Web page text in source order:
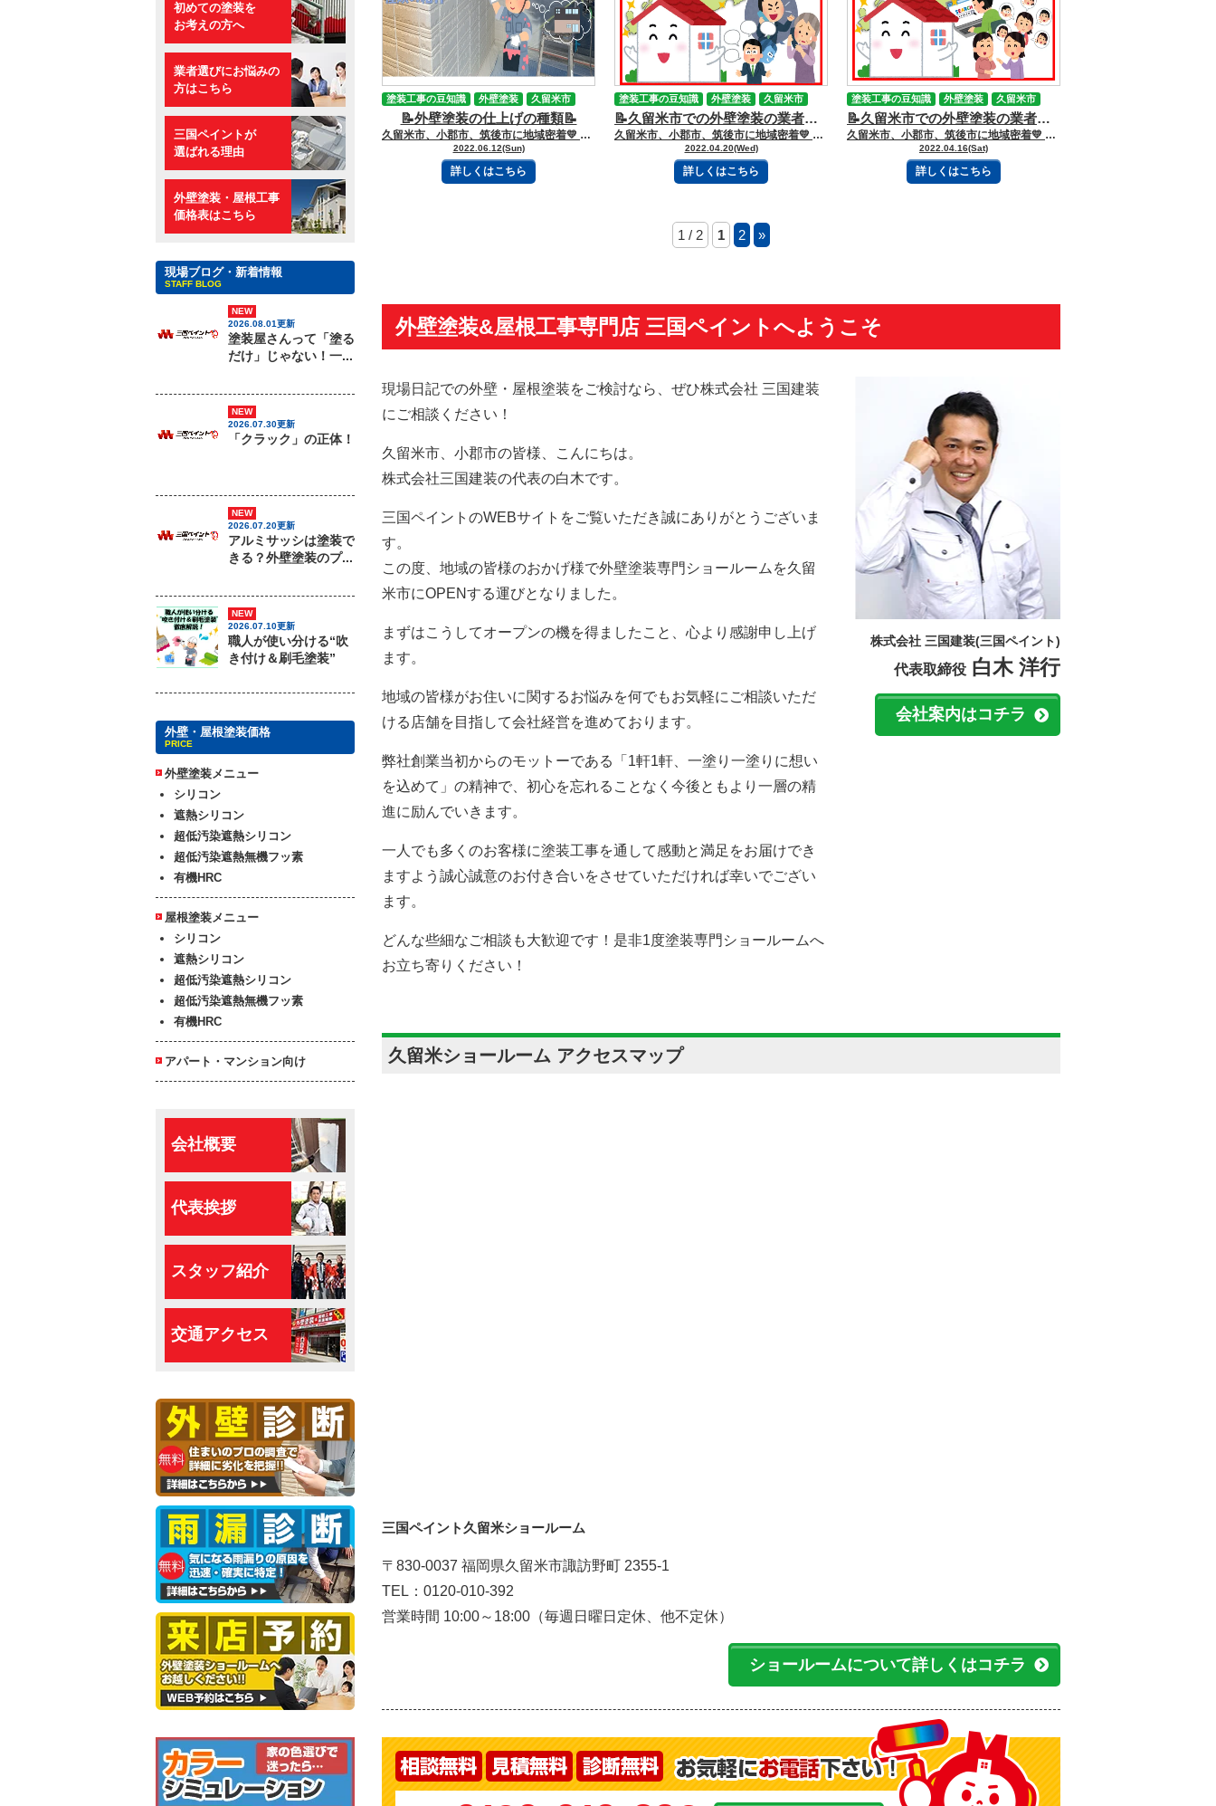
📝外壁塗装の仕上げの種類📝
久留米市、小郡市、筑後市に地域密着💛 久留米市諏訪野町で外壁塗装・屋根塗装をして
2022.06.12(Sun)
詳しくはこちら
塗装工事の豆知識 外壁塗装 久留米市
📝久留米市での外壁塗装の業者選びのポイント③【注意すべき悪質な外壁塗装業者の手口】📝
久留米市、小郡市、筑後市に地域密着💛 久留米市諏訪野町で外壁塗装・屋根塗装をしています 三国ペイントでございます！🎶 ブログを読んで頂きありがとうございます😻 久留米市の皆さん、こんにちは👋🏻 外壁塗装ってどこの業者に頼めばいいの…？ 外壁塗装を業者へ依頼するときの注意することとか知りたいなぁ…。 外壁塗装を検討中の場合に、このように思われているのではないでしょうか😥 久留米市でも実際にリフォームに関するトラブルは残念ながら存在します。 信念強く営業している業者からすれば、一部の悪質な業者のせいで他の塗装業者まで 疑いの目で見られてしまうのは残念なことです。 今回のブログでは、【注意すべき悪質な外壁塗装業者の手口】について解説していきます📝 【目次】 1.久留米市の外壁塗装で失敗しない業者を選ぶコツ 〇相見積もりをとる 〇施工実績を確認する 〇営業マンの対応をチェックする 〇質問に対して具体的に回答できるか確認する 〇資格や許可を持っているか確認する 〇アフターフォローや保証内容を確認する 2.注意すべき悪質な外壁塗装業者の手口とは？ 〇「すぐに塗り替えないと家が倒壊します」の営業トーク 〇会社情報が明示されていない 〇根拠のない大幅値下げ 〇オリジナル塗料を勧めてくる 〇モニター価格 〇見積もりに具体性がない 〇㎡数が正確に明記されているか 〇雨樋の塗装の有無 〇追加工事 〇診断が簡易的 3.信頼に値する塗装業者の特徴とは？ 1.久留米市の外壁塗装で失敗しない業者を選ぶコツ 〇相見積もりをとる 適正な価格での見積りをもらうために１番おすすめするのは、相見積もりをとることです。 相見積もりとは、複数の業者に対して見積もりを頼むことです。 相見積もりを取るときは、“ほかの業者にも見積もりを頼んでいます”と伝えておき、 相見積もりのプレッシャーをかけることで、金額を水増ししたり、 詐欺をはたらいたりすることが少なくなります。 しかし、見積もりはできるだけたくさんの業者に頼んだ方がよいというものではありません。 頼みすぎると、今度はどこに依頼すればいいのか混乱してしまうため、 見積もりの依頼は3社程度にしておきましょう。 そして、各社からの見積もりが揃ったところで、相場価格で工事を依頼できる業者を選びましょう。 ： 【参照】 [embed]https://mikunikenso.com/blog/35979/[/embed] ： 〇施工実績を確認する 経験豊富な業者ほど技術力に期待できるため、必ず施工実績は確認しましょう。 これまで何の塗料を使用してどんな施工をしてきたのか、かかった料金はどれくらいかなどを 確認しておくことをおすすめします。 悪徳業者だった場合、詳しい施工実績をアピールすることはなかなかできません。 施工実績の説明が詳しければ詳しいほど信頼できる業者だと言えます。 ： 【参照】三国ペイントの施工事例はここ！⇨下の画像をタップ！ ： 〇営業マンの対応をチェックする 下記の営業スタイルをする業者は避けるのがおすすめです👇 ・難しい専門用語を並べる ・契約を焦らせてくる 【例】“今決めてくれれば安くできますよ” “今工事しないと梅雨時期は雨漏りが発生して大変なことになりますよ”など ・施工価格の大幅なを割り引きをする そのため、お客様に寄り添った対応(どんな工事にしたいか、要望を聞いてくれるなど)を してくれる営業マンがいる業者に外壁塗装は依頼するようにしましょう。 ： 【参照】 [embed]https://mikunikenso.com/blog/35335/[/embed] ： 〇質問に対して具体的に回答できるか確認する 不安や疑問点があれば相談・質問をしてみて、業者側の対応をチェックしましょう。 質問に対する回答を聞く際に重要なのが、メリットだけでなく デメリットも説明してくれるかということです。 具体的なメリット・デメリットを挙げられない業者は、十分な知識や技術がなく、 お客様に寄り添ったご提案ができていないといえます。 ： 【参照】 [embed]https://mikunikenso.com/blog/31007/[/embed] ： 〇資格や許可を持っているか確認する 外壁塗装を行う業者が持つ資格や許可に、塗装技能士や建築業の許可というものがあります。 塗装技能士は国家資格の1つで、実務経験を積んだ上で実技試験と学科試験に 合格する必要があります。 また、500万円以上かかる工事では建設業の許可が必要ですが、外壁塗装の工事で、 500万円を超えるケースはほとんどありません。 ただし、建設業の許可を取得するには自治体の審査が必要なので、 保有している業者は信頼度が高いといえます。 ： 【参照】 [embed]https://mikunikenso.com/blog/33748/[/embed] ： 〇アフターフォローや保証内容を確認する 契約前に、必ずアフターフォローや保証があるかと、その内容を確認しておきましょう。 もし、施工不良が発生すると、余計な手間や費用がかかってしまいます。 その時に、大事なのは業者が用意している保証です。 どんな保証があるか、受けられる条件や期間も確認しておきましょう。 また、保証については保証書という形で書面に残してもらい、 なくさないように保管しておくことが重要です。 ： 【参照】 [embed]https://mikunikenso.com/blog/34952/[/embed] ： 2.注意すべき悪質な外壁塗装業者の手口とは？ 〇「すぐに塗り替えないと家が倒壊します」の営業トーク “すぐに塗り替えないと家が倒壊しますよ！” これは悪徳業者がよく使う営業トークの決めゼリフです。 悪徳業者はこのような発言をし、外壁塗装を今しない場合のリスクを極端に並べて 契約を迫ってくることが多いです。 〇会社情報が明示されていない 会社情報が掲載されているかどうかはチラシやウェブサイトなどで必ずチェックしましょう。 悪質業者は架空の住所やデタラメの電話番号を使うことが多々あります。 対策方法としては下記の2点が挙げられます👇 提示された電話番号に電話をかけて実際に電話がつながるか確認する Googleマップのストリートビューで塗装業者の所在を確認する 〇根拠のない大幅値下げ 塗装面積や必要な塗料や足場など、実際にかかる費用を項目ごとに計算して 1軒ごと金額を出していくため、大幅値引きできるようなものではありません。 適正金額から値引きするのであれば、数千円～数万円の値引き額が精一杯になります。 大幅な値引きをするのであれば塗料のグレードを下げたり、何かの工程を削ったりするケースが多く、 それらは後々、塗膜の早期剥離や早期劣化につながります。 出された見積もりの金額が正しいものかどうかの判断として、 外壁塗装工事の“相場”を知っておくことをおすすめします。 ＊ 【参照】 久留米市の外壁塗装工事の相場 [embed]https://mikunikenso.com/blog/34409/[/embed] * 〇オリジナル塗料を勧めてくる “耐久性のあるオリジナル塗料だから、長い目で見ればお得になります！” オリジナル塗料は、塗料メーカーの製品を、特定の塗装業者専用ブランドとして パッケージング（OEM）して出荷している塗料になります。 はっきり言って、一地域で営業している塗装業者の塗料が、何十年も塗料の開発、 性能の向上に尽力してきた塗料メーカーの性能に敵うはずがありません。 またオリジナル塗料を使用するお客様の失敗談をよく伺います。 塗装業者は塗装する会社であって塗料メーカーではないので注意が必要です。 ＊ 【参照】 [embed]https://mikunikenso.com/blog/35890/[/embed] ＊ 〇モニター価格 “モニター価格ですのでお安くできます！” と言われると、お得にサービスを受けられるかもと思いがちです。 実際には正規の値段をモニター価格と言っていたり、塗装する面積の条件によって モニター価格が適用されなかったりすることもあります。 ：例えば… “新しいオリジナル塗料なので、今ならモニター価格にできます” ⇨ もしオリジナル塗料なら、「耐久性が不明瞭な塗料」と考えてください。 “事業を拡大してこの地域に進出してきたので、今ならモニター価格にします” ⇨もしかしたら以前営業していた場所で悪徳商法の評判が知れ渡ってしまい、 移動してきたのかもしれません。 〇見積もりに具体性がない 外壁塗装や屋根塗装は必ず見積もりを作成して、お客様がその見積もりに納得された場合のみ 工事の施工が可能になります。 業者の中には塗装工事全体を“一式”と省略して合計金額だけを記載するところもあります。 このように提示された見積もりに具体性がない塗装業者は、ほぼ悪質業者です。 見積もりは塗装面積や塗料の種類、単価費用などを項目ごとに計上して作成されます。 正確な金額を出すためには細かな計算が不可欠です。 * 【参照】 見積書の見方 [embed]https://mikunikenso.com/blog/34680/[/embed] * 〇㎡数が正確に明記されているか 信頼できる見積書には“㎡数”が正確に明記されています。 外壁塗装面積を建坪で表記する塗装業者がいますが、実際のお家の数値よりも 大きなずれが生じてしまいます。 建坪というのは1階の床面積であって外壁の面積ではないからです。 塗装面積は見積額に大きく影響する要素で、仕入れる塗料の量を決めるために 必ず算出する必要があります。 * 【参照】 覚えておきたい！広さの表し方 [embed]https://mikunikenso.com/blog/34682/[/embed] * 〇雨樋の塗装の有無 希望していないのであれば拒否して大丈夫ですが、見積もりに雨樋を含められている場合は、 なぜ塗装が必要なのか担当者へ確認してください。 雨樋の多くは塩化ビニール樹脂などの丈夫な素材でできていて耐久性が高いため、 基本的に塗装は不要になります。 〇追加工事 工事を進めていく段階で追加工事の必要性が発覚するケースがあります。 これに付け込んで最終的に工事金額を引き上げようとする悪徳業者が存在します。 現地調査の時点では判明していない劣化だったのか、表面的に見えない部分で やむを得ず追加費用が必要になったのか、工事内容や本当に必要な工事なのかを 確認するのも大切です。 〇診断が簡易的 家はすべて同じ素材ではありません。 外壁や屋根だけでなく、軒天・破風板・雨樋・雨戸・水切りなどの付帯部など、各部の素材に 合わせた下塗りが必要になります。 また、塗装面の状態によってどの程度の下地補修が必要になるのかも変わってくるため、 隅々までチェックせずに15分程度で現地調査を終えてしまうような業者は信頼できません。 現地調査は大切な作業であり、適切に診断するためには塗装に関わる専門的な知識や経験が必要です。 3.信頼に値する塗装業者の特徴とは？ ・大げさにリスクを強調しない ・すぐに契約を迫らない ・ホームページなどに会社の所在が明記されている ・地域密着型の塗装業者 ・適当なことをいわず責任感のある説明をしてくれる ・具体的で明瞭な見積もり ・大幅な値引きをしない ・診断をしっかりして丁寧な説明をしてくれる ・一級塗装技能士が在籍している ・工事保証やアフターフォローがある 三国ペイントは、大切な財産であるお家🏠の塗装計画のお手伝いを、 お客様の意思を尊重しながらさせて頂いております💪✨ どうぞお気軽にご相談下さい😻 今日もブログを読んでいただきありがとうございます👍 お問合せフォームはこちら 久留米市・小郡市・鳥栖市・基山町 広川町に地域密着した三国建装自慢の 【施工事例】をぜひご覧ください★ 久留米初のショールームをオープンしました！ ぜひご来店頂き、ゆっくりお家の塗装計画を お聞かせください★ 三国ペイントは久留米市・小郡市・鳥栖市・基山町 広川町を中心として地域密着！！ 住まいのお悩み、ご相談は外壁塗装・ 屋根塗装＆雨漏り専門店の三国ペイントへ✧ 久留米ショールーム：久留米市諏訪野町2355-1 小郡オフィス：小郡市横隈1694-1 ☎フリーダイヤル：0120-010-392 WEBからのお問い合わせはこちら
2022.04.20(Wed)
詳しくはこちら
塗装工事の豆知識 外壁塗装
久留米市
業者選び
📝久留米市での外壁塗装の業者選びのポイント②【外壁塗装業者を探す方法】📝
久留米市、小郡市、筑後市に地域密着💛 久留米市諏訪野町で外壁塗装・屋根塗装をしています 三国ペイントでございます！🎶 ブログを読んで頂きありがとうございます😻 久留米市の皆さん、こんにちは👋🏻 外壁塗装ってどこの業者に頼めばいいの…？ 外壁塗装を業者へ依頼するときの注意することとか知りたいなぁ…。 外壁塗装を検討中の場合に、このように思われているのではないでしょうか😥 大事な家の塗装工事を任せるからには、優良な業者に適正な価格でお願いしたいですよね！ しかし、どうやって探して優良会社を見つければいいのかと悩むかと思われます💦 今回のブログでは、【外壁塗装業者の探し方】について解説していきます📝 【目次】 1.久留米市の外壁塗装で失敗しない業者を選ぶコツ 〇相見積もりをとる 〇施工実績を確認する 〇営業マンの対応をチェックする 〇質問に対して具体的に回答できるか確認する 〇資格や許可を持っているか確認する 〇アフターフォローや保証内容を確認する 2.外壁塗装の業者を探す方法 〇知人に紹介を頼む 〇地元のチラシや広告を調べる 〇訪問営業をされても、すぐには契約しない 1.久留米市の外壁塗装で失敗しない業者を選ぶコツ 〇相見積もりをとる 適正な価格での見積りをもらうために１番おすすめするのは、相見積もりをとることです。 相見積もりとは、複数の業者に対して見積もりを頼むことです。 相見積もりを取るときは、“ほかの業者にも見積もりを頼んでいます”と伝えておき、 相見積もりのプレッシャーをかけることで、金額を水増ししたり、 詐欺をはたらいたりすることが少なくなります。 しかし、見積もりはできるだけたくさんの業者に頼んだ方がよいというものではありません。 頼みすぎると、今度はどこに依頼すればいいのか混乱してしまうため、 見積もりの依頼は3社程度にしておきましょう。 そして、各社からの見積もりが揃ったところで、相場価格で工事を依頼できる業者を選びましょう。 ： 【参照】 [embed]https://mikunikenso.com/blog/35979/[/embed] ： 〇施工実績を確認する 経験豊富な業者ほど技術力に期待できるため、必ず施工実績は確認しましょう。 これまで何の塗料を使用してどんな施工をしてきたのか、かかった料金はどれくらいかなどを 確認しておくことをおすすめします。 悪徳業者だった場合、詳しい施工実績をアピールすることはなかなかできません。 施工実績の説明が詳しければ詳しいほど信頼できる業者だと言えます。 ： 【参照】三国ペイントの施工事例はここ！⇨下の画像をタップ！ ： 〇営業マンの対応をチェックする 下記の営業スタイルをする業者は避けるのがおすすめです👇 ・難しい専門用語を並べる ・契約を焦らせてくる 【例】“今決めてくれれば安くできますよ” “今工事しないと梅雨時期は雨漏りが発生して大変なことになりますよ”など ・施工価格の大幅なを割り引きをする そのため、お客様に寄り添った対応(どんな工事にしたいか、要望を聞いてくれるなど)を してくれる営業マンがいる業者に外壁塗装は依頼するようにしましょう。 ： 【参照】 [embed]https://mikunikenso.com/blog/35335/[/embed] ： 〇質問に対して具体的に回答できるか確認する 不安や疑問点があれば相談・質問をしてみて、業者側の対応をチェックしましょう。 質問に対する回答を聞く際に重要なのが、メリットだけでなく デメリットも説明してくれるかということです。 具体的なメリット・デメリットを挙げられない業者は、十分な知識や技術がなく、 お客様に寄り添ったご提案ができていないといえます。 ： 【参照】 [embed]https://mikunikenso.com/blog/31007/[/embed] ： 〇資格や許可を持っているか確認する 外壁塗装を行う業者が持つ資格や許可に、塗装技能士や建築業の許可というものがあります。 塗装技能士は国家資格の1つで、実務経験を積んだ上で実技試験と学科試験に 合格する必要があります。 また、500万円以上かかる工事では建設業の許可が必要ですが、外壁塗装の工事で、 500万円を超えるケースはほとんどありません。 ただし、建設業の許可を取得するには自治体の審査が必要なので、 保有している業者は信頼度が高いといえます。 ： 【参照】 [embed]https://mikunikenso.com/blog/33748/[/embed] ： 〇アフターフォローや保証内容を確認する 契約前に、必ずアフターフォローや保証があるかと、その内容を確認しておきましょう。 もし、施工不良が発生すると、余計な手間や費用がかかってしまいます。 その時に、大事なのは業者が用意している保証です。 どんな保証があるか、受けられる条件や期間も確認しておきましょう。 また、保証については保証書という形で書面に残してもらい、 なくさないように保管しておくことが重要です。 ： 【参照】 [embed]https://mikunikenso.com/blog/34952/[/embed] ： 2.外壁塗装の業者を探す方法 〇知人に紹介を頼む 友人や親戚、ご近所さんに、外壁塗装を依頼したことがある方がいたら、 業者を紹介してもらうのもおすすめです。 どんな雰囲気だったか、サービスは何があるのか、塗装工事を任せて安心できたかなど、 知り合いだったら聞きやすいですよね。 ただし、同じ業者に依頼したとしても、人によって工事の感想は違ってくることがあります。 人によって担当してくれる営業マン、作業してくれる職人さんが違うかもしれないからです。 なので、お客様自身でも業者の良し悪しを判断する事は必要になってきます。 〇地元のチラシや広告を調べる 折り込みチラシや広告だけで外壁塗装業者の良し悪しを見極めるのは難しいですが、 優良業者に出会える事もあります。 チラシや広告で依頼してみようかと思う業者がいたら、インターネットで口コミを確認してみましょう。 口コミの内容によって、優良な業者かどうか見分けやすくなります。 また、業者の事務所やショールームを訪問して、お客様への対応が丁寧で、 今までの施工実績を多く公開している業者は信頼できると言えます。 〇訪問営業をされても、すぐには契約しない 塗装業者の訪問営業において、お客様との間にトラブルが起こっているケースが多くあり、 消費者生活センターに寄せられる【訪問営業によるリフォーム工事のトラブル件数】は 年間7000人を超え、それは増加傾向にあります。 悪質な訪問営業を行う業者の場合、依頼主に考える隙を与えずに契約を迫ってきますので、 その場で契約しないように注意しましょう。 ： 【参照】 [embed]https://mikunikenso.com/blog/35120/[/embed] ： 三国ペイントは、大切な財産であるお家🏠の塗装計画のお手伝いを、 お客様の意思を尊重しながらさせて頂いております💪✨ どうぞお気軽にご相談下さい😻 今日もブログを読んでいただきありがとうございます👍 お問合せフォームはこちら 久留米市・小郡市・鳥栖市・基山町 広川町に地域密着した三国建装自慢の 【施工事例】をぜひご覧ください★ 久留米初のショールームをオープンしました！ ぜひご来店頂き、ゆっくりお家の塗装計画を お聞かせください★ 三国ペイントは久留米市・小郡市・鳥栖市・基山町 広川町を中心として地域密着！！ 住まいのお悩み、ご相談は外壁塗装・ 屋根塗装＆雨漏り専門店の三国ペイントへ✧ 久留米ショールーム：久留米市諏訪野町2355-1 小郡オフィス：小郡市横隈1694-1 ☎フリーダイヤル：0120-010-392 WEBからのお問い合わせはこちら
2022.04.16(Sat)
詳しくはこちら
塗装工事の豆知識 外壁塗装
久留米市
業者選び
1 / 2 1 2 »
外壁塗装&屋根工事専門店 三国ペイントへようこそ
株式会社 三国建装(三国ペイント)
代表取締役 白木 洋行
会社案内はコチラ
現場日記での外壁・屋根塗装をご検討なら、ぜひ株式会社 三国建装
にご相談ください！
久留米市、小郡市の皆様、こんにちは。
株式会社三国建装の代表の白木です。
三国ペイントのWEBサイトをご覧いただき誠にありがとうございま
す。
この度、地域の皆様のおかげ様で外壁塗装専門ショールームを久留
米市にOPENする運びとなりました。
まずはこうしてオープンの機を得ましたこと、心より感謝申し上げ
ます。
地域の皆様がお住いに関するお悩みを何でもお気軽にご相談いただ
ける店舗を目指して会社経営を進めております。
弊社創業当初からのモットーである「1軒1軒、一塗り一塗りに想い
を込めて」の精神で、初心を忘れることなく今後ともより一層の精
進に励んでいきます。
一人でも多くのお客様に塗装工事を通して感動と満足をお届けでき
ますよう誠心誠意のお付き合いをさせていただければ幸いでござい
ます。
どんな些細なご相談も大歓迎です！是非1度塗装専門ショールームへ
お立ち寄りください！
久留米ショールーム アクセスマップ
三国ペイント久留米ショールーム
〒830-0037 福岡県久留米市諏訪野町 2355-1
TEL：0120-010-392
営業時間 10:00～18:00（毎週日曜日定休、他不定休）
ショールームについて詳しくはコチラ
初めての塗装を
お考えの方へ
業者選びにお悩みの
方はこちら
三国ペイントが
選ばれる理由
外壁塗装・屋根工事
価格表はこちら
現場ブログ・新着情報
STAFF BLOG
NEW
2026.08.01更新
塗装屋さんって「塗る
だけ」じゃない！一...
NEW
2026.07.30更新
「クラック」の正体！
NEW
2026.07.20更新
アルミサッシは塗装で
きる？外壁塗装のプ...
NEW
2026.07.10更新
職人が使い分ける“吹
き付け＆刷毛塗装”
外壁・屋根塗装価格
PRICE
外壁塗装メニュー
シリコン
遮熱シリコン
超低汚染遮熱シリコン
超低汚染遮熱無機フッ素
有機HRC
屋根塗装メニュー
シリコン
遮熱シリコン
超低汚染遮熱シリコン
超低汚染遮熱無機フッ素
有機HRC
アパート・マンション向け
会社概要
代表挨拶
スタッフ紹介
交通アクセス